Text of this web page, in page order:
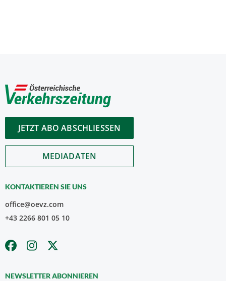
JETZT ABO ABSCHLIESSEN
MEDIADATEN
KONTAKTIEREN SIE UNS
office@oevz.com
+43 2266 801 05 10
NEWSLETTER ABONNIEREN